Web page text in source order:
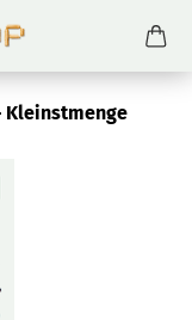
Kleinstmenge